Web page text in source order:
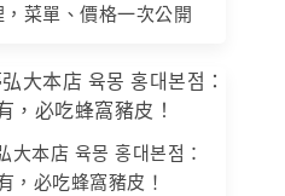
菜單、價格一次公開
本店 육몽 홍대본점：
，必吃蜂窩豬皮！